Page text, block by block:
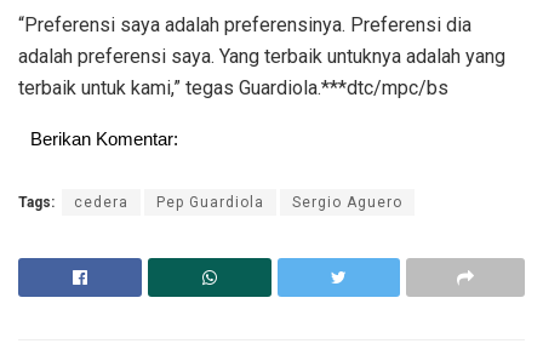
“Preferensi saya adalah preferensinya. Preferensi dia
adalah preferensi saya. Yang terbaik untuknya adalah yang
terbaik untuk kami,” tegas Guardiola.***dtc/mpc/bs
Berikan Komentar:
Tags: cedera Pep Guardiola Sergio Aguero